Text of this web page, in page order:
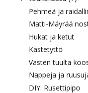
Pehmeä ja
Matti-Mäyrää
Hukat ja ketut
Kastetyttö
Vasten tuulta
Nappeja ja
DIY: Rusettipipo